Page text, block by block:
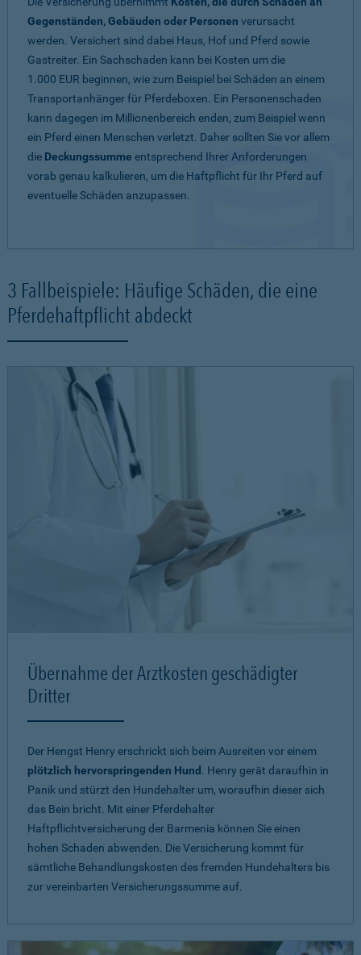
Gegenständen, Gebäuden oder Personen verursacht
werden. Versichert sind dabei Haus, Hof und Pferd sowie
Gastreiter. Ein Sachschaden kann bei Kosten um die
1.000 EUR beginnen, wie zum Beispiel bei Schäden an einem
Transportanhänger für Pferdeboxen. Ein Personenschaden
kann dagegen im Millionenbereich enden, zum Beispiel wenn
ein Pferd einen Menschen verletzt. Daher sollten Sie vor allem
die Deckungssumme entsprechend Ihrer Anforderungen
vorab genau kalkulieren, um die Haftpflicht für Ihr Pferd auf
eventuelle Schäden anzupassen.
3 Fallbeispiele: Häufige Schäden, die eine
Pferdehaftpflicht abdeckt
Übernahme der Arztkosten geschädigter
Dritter
Der Hengst Henry erschrickt sich beim Ausreiten vor einem
plötzlich hervorspringenden Hund . Henry gerät daraufhin in
Panik und stürzt den Hundehalter um, woraufhin dieser sich
das Bein bricht. Mit einer Pferdehalter
Haftpflichtversicherung der Barmenia können Sie einen
hohen Schaden abwenden. Die Versicherung kommt für
sämtliche Behandlungskosten des fremden Hundehalters bis
zur vereinbarten Versicherungssumme auf.